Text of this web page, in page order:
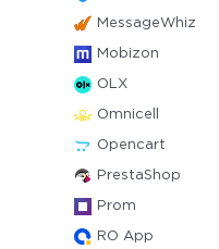
MessageWhiz
Mobizon
OLX
Omnicell
Opencart
PrestaShop
Prom
RO App